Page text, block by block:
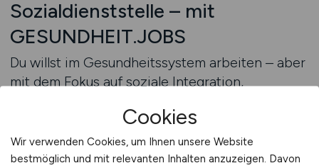
Sozialdienststelle – mit
GESUNDHEIT.JOBS
Du willst im Gesundheitssystem arbeiten – aber
mit dem Fokus auf soziale Integration,
nutze den Jobfinder auf GESUNDHEIT.JOBS.
Gib deinen Abschluss, deine Berufserfahrung
und deine Wunschregion ein – und finde
Cookies
Wir verwenden Cookies, um Ihnen unsere Website
bestmöglich und mit relevanten Inhalten anzuzeigen. Davon